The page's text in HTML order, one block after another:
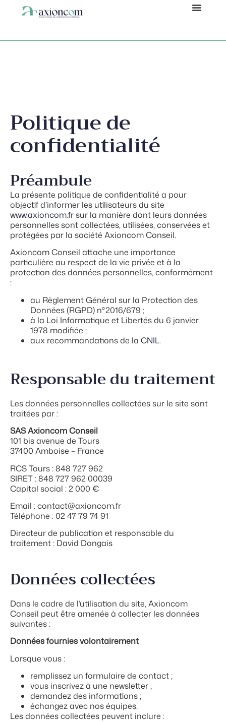
Panneau de gestion des cookies
Politique de
confidentialité
Préambule
La présente politique de confidentialité a pour
objectif d’informer les utilisateurs du site
www.axioncom.frsur la manière dont leurs données
personnelles sont collectées, utilisées, conservées et
protégées par la société Axioncom Conseil.
Axioncom Conseil attache une importance
particulière au respect de la vie privée et à la
protection des données personnelles, conformément
:
au Règlement Général sur la Protection des
Données (RGPD) n°2016/679 ;
à la Loi Informatique et Libertés du 6 janvier
1978 modifiée ;
aux recommandations de la CNIL.
Responsable du traitement
Les données personnelles collectées sur le site sont
traitées par :
SAS Axioncom Conseil
101 bis avenue de Tours
37400 Amboise – France
RCS Tours : 848 727 962
SIRET : 848 727 962 00039
Capital social : 2 000 €
Email : contact@axioncom.fr
Téléphone : 02 47 79 74 91
Directeur de publication et responsable du
traitement : David Dongais
Données collectées
Dans le cadre de l’utilisation du site, Axioncom
Conseil peut être amenée à collecter les données
suivantes :
Données fournies volontairement
Lorsque vous :
remplissez un formulaire de contact ;
vous inscrivez à une newsletter ;
demandez des informations ;
échangez avec nos équipes.
Les données collectées peuvent inclure :